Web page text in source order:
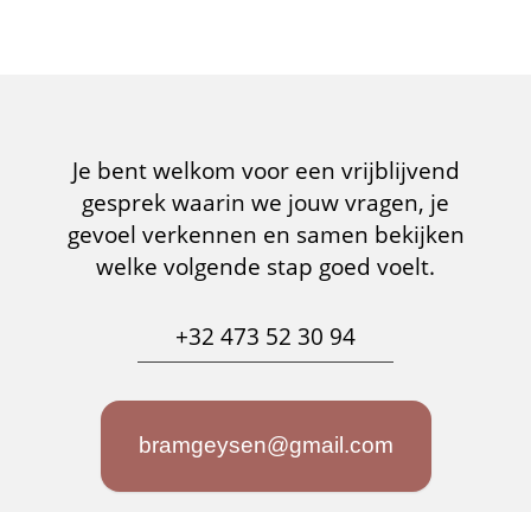
Je bent welkom voor een vrijblijvend
gesprek waarin we jouw vragen, je
gevoel verkennen en samen bekijken
welke volgende stap goed voelt.
+32 473 52 30 94
bramgeysen@gmail.com